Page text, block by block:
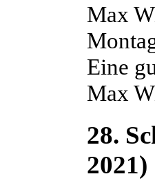
Max
Eine
Max
28.
2021)